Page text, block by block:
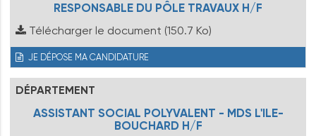
RESPONSABLE DU PÔLE TRAVAUX H/F
Télécharger le document (150.7 Ko)
JE DÉPOSE MA CANDIDATURE
DÉPARTEMENT
ASSISTANT SOCIAL POLYVALENT - MDS L'ILE-
BOUCHARD H/F